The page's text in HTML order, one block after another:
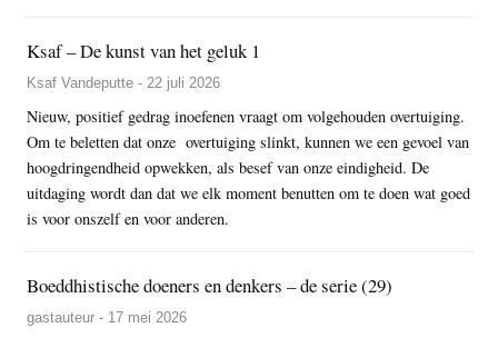
Ksaf – De kunst van het geluk 1
Ksaf Vandeputte - 22 juli 2026
Nieuw, positief gedrag inoefenen vraagt om volgehouden overtuiging.
Om te beletten dat onze overtuiging slinkt, kunnen we een gevoel van
hoogdringendheid opwekken, als besef van onze eindigheid. De
uitdaging wordt dan dat we elk moment benutten om te doen wat goed
is voor onszelf en voor anderen.
Boeddhistische doeners en denkers – de serie (29)
gastauteur - 17 mei 2026